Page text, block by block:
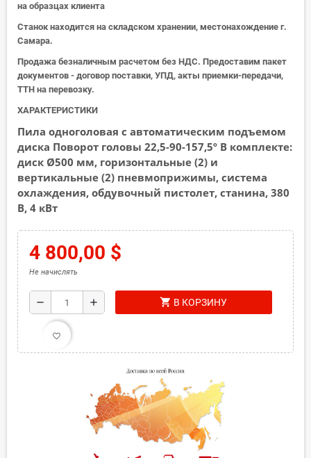
на образцах клиента
Станок находится на складском хранении, местонахождение г.
Самара.
Продажа безналичным расчетом без НДС. Предоставим пакет
документов - договор поставки, УПД, акты приемки-передачи,
ТТН на перевозку.
ХАРАКТЕРИСТИКИ
Пила одноголовая с автоматическим подъемом
диска Поворот головы 22,5-90-157,5º В комплекте:
диск Ø500 мм, горизонтальные (2) и
вертикальные (2) пневмоприжимы, система
охлаждения, обдувочный пистолет, станина, 380
В, 4 кВт
4 800,00 $
Не начислять
remove add shopping_cart В КОРЗИНУ
favorite_border